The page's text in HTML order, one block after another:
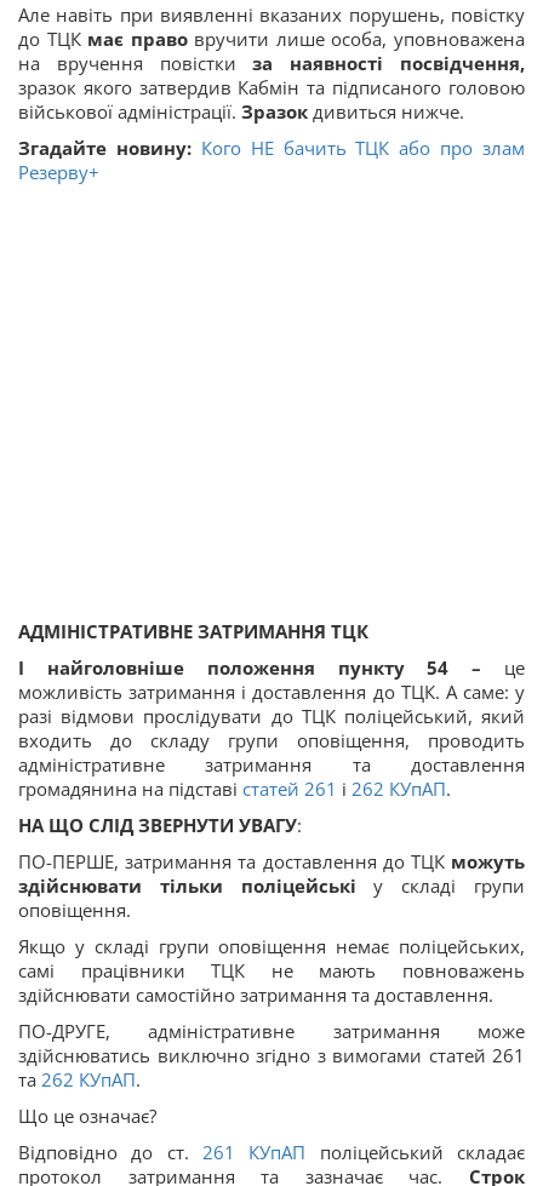
Але навіть при виявленні вказаних порушень, повістку
до ТЦК має правовручити лише особа, уповноважена
на вручення повісткиза наявності посвідчення,
зразок якого затвердив Кабмін та підписаного головою
військової адміністрації. Зразок дивиться нижче.
Згадайте новину: Кого НЕ бачить ТЦК або про злам
Резерву+
АДМІНІСТРАТИВНЕ ЗАТРИМАННЯ ТЦК
І найголовніше положення пункту 54 – це
можливість затримання і доставлення до ТЦК. А саме: у
разі відмови прослідувати до ТЦК поліцейський, який
входить до складу групи оповіщення, проводить
адміністративне затримання та доставлення
громадянина на підставі статей 261 і 262 КУпАП.
НА ЩО СЛІД ЗВЕРНУТИ УВАГУ:
ПО-ПЕРШЕ, затримання та доставлення до ТЦК можуть
здійснювати тільки поліцейські у складі групи
оповіщення.
Якщо у складі групи оповіщення немає поліцейських,
самі працівники ТЦК не мають повноважень
здійснювати самостійно затримання та доставлення.
ПО-ДРУГЕ, адміністративне затримання може
здійснюватись виключно згідно з вимогами статей 261
та 262 КУпАП.
Що це означає?
Відповідно до ст. 261 КУпАП поліцейський складає
протокол затримання та зазначає час. Строк